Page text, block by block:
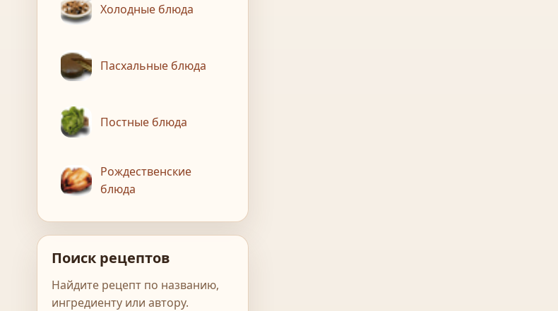
Холодные блюда
Пасхальные блюда
Постные блюда
Рождественские
блюда
Поиск рецептов
Найдите рецепт по названию,
ингредиенту или автору.